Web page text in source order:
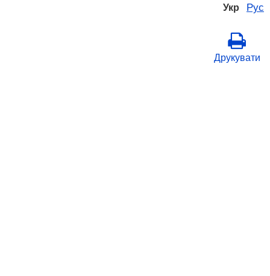
Укр Рус
Друкувати